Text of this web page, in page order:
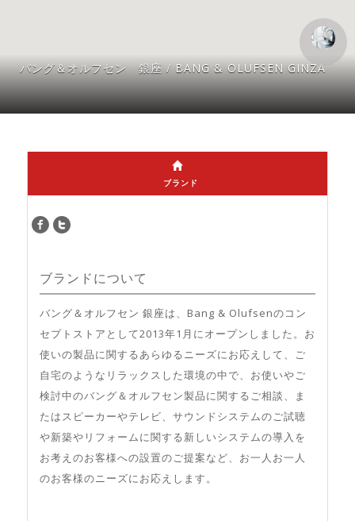
バング＆オルフセン 銀座 / BANG & OLUFSEN GINZA
ブランド
ブランドについて
バング＆オルフセン 銀座は、Bang & Olufsenのコン
セプトストアとして2013年1月にオープンしました。お
使いの製品に関するあらゆるニーズにお応えして、ご
自宅のようなリラックスした環境の中で、お使いやご
検討中のバング＆オルフセン製品に関するご相談、ま
たはスピーカーやテレビ、サウンドシステムのご試聴
や新築やリフォームに関する新しいシステムの導入を
お考えのお客様への設置のご提案など、お一人お一人
のお客様のニーズにお応えします。